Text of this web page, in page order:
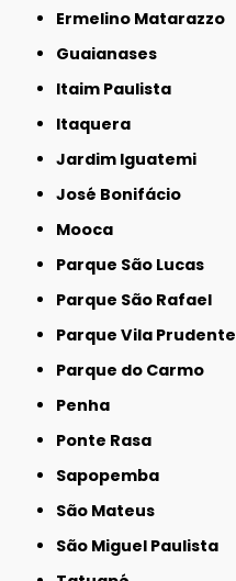
Ermelino Matarazzo
Guaianases
Itaim Paulista
Itaquera
Jardim Iguatemi
José Bonifácio
Mooca
Parque São Lucas
Parque São Rafael
Parque Vila Prudente
Parque do Carmo
Penha
Ponte Rasa
Sapopemba
São Mateus
São Miguel Paulista